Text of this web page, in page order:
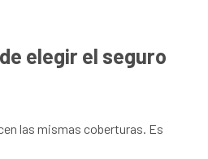
elegir el seguro
las mismas coberturas. Es